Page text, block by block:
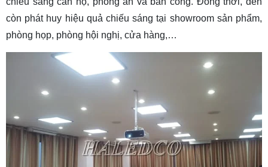
còn phát huy hiệu quả chiếu sáng tại showroom sản phẩm,
phòng họp, phòng hội nghị, cửa hàng,…